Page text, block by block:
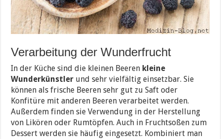
Verarbeitung der Wunderfrucht
In der Küche sind die kleinen Beeren kleine
Wunderkünstler und sehr vielfältig einsetzbar. Sie
können als frische Beeren sehr gut zu Saft oder
Konfitüre mit anderen Beeren verarbeitet werden.
Außerdem finden sie Verwendung in der Herstellung
von Likören oder Rumtöpfen. Auch in Fruchtsoßen zum
Dessert werden sie häufig eingesetzt. Kombiniert man